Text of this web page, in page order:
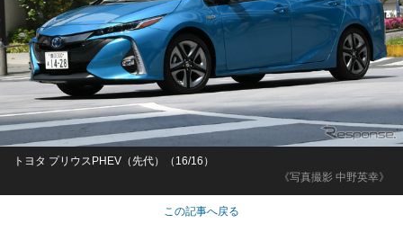
《写真撮影 中野英幸》
トヨタ プリウスPHEV（先代）（16/16）
この記事へ戻る